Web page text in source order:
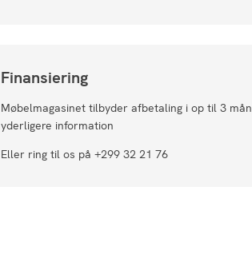
Finansiering
Møbelmagasinet tilbyder afbetaling i op til 3
yderligere information
Eller ring til os på +299 32 21 76